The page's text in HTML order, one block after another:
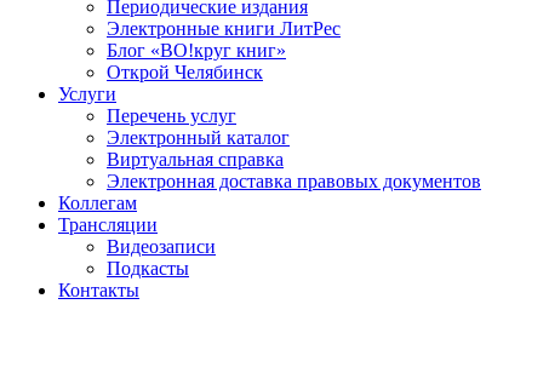
Периодические издания
Электронные книги ЛитРес
Блог «ВО!круг книг»
Открой Челябинск
Услуги
Перечень услуг
Электронный каталог
Виртуальная справка
Электронная доставка правовых документов
Коллегам
Трансляции
Видеозаписи
Подкасты
Контакты